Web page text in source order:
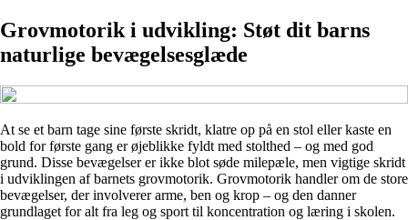
Grovmotorik i udvikling: Støt dit barns
naturlige bevægelsesglæde
At se et barn tage sine første skridt, klatre op på en stol eller kaste en
bold for første gang er øjeblikke fyldt med stolthed – og med god
grund. Disse bevægelser er ikke blot søde milepæle, men vigtige skridt
i udviklingen af barnets grovmotorik. Grovmotorik handler om de store
bevægelser, der involverer arme, ben og krop – og den danner
grundlaget for alt fra leg og sport til koncentration og læring i skolen.